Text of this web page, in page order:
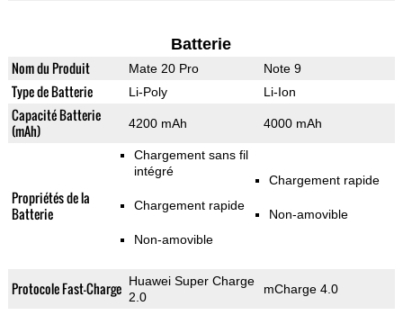
Batterie
Nom du Produit Mate 20 Pro Note 9
Type de Batterie Li-Poly Li-Ion
Capacité Batterie
(mAh)
4200 mAh 4000 mAh
Propriétés de la
Batterie
Chargement sans fil
intégré
Chargement rapide
Non-amovible
Chargement rapide
Non-amovible
Protocole Fast-Charge Huawei Super Charge
2.0
mCharge 4.0